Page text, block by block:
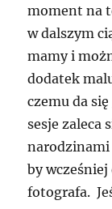
moment na
w dalszym
mamy i
dodatek
czemu da
sesje zaleca
narodzinami
by
fotografa.